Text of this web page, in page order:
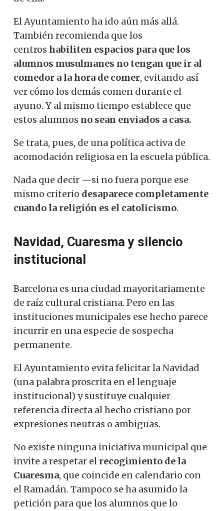
El Ayuntamiento ha ido aún más allá.
También recomienda que los
centros habiliten espacios para que los
alumnos musulmanes no tengan que ir al
comedor a la hora de comer, evitando así
ver cómo los demás comen durante el
ayuno. Y al mismo tiempo establece que
estos alumnos no sean enviados a casa.
Se trata, pues, de una política activa de
acomodación religiosa en la escuela pública.
Nada que decir —si no fuera porque ese
mismo criterio desaparece completamente
cuando la religión es el catolicismo.
Navidad, Cuaresma y silencio
institucional
Barcelona es una ciudad mayoritariamente
de raíz cultural cristiana. Pero en las
instituciones municipales ese hecho parece
incurrir en una especie de sospecha
permanente.
El Ayuntamiento evita felicitar la Navidad
(una palabra proscrita en el lenguaje
institucional) y sustituye cualquier
referencia directa al hecho cristiano por
expresiones neutras o ambiguas.
No existe ninguna iniciativa municipal que
invite a respetar el recogimiento de la
Cuaresma, que coincide en calendario con
el Ramadán. Tampoco se ha asumido la
petición para que los alumnos que lo